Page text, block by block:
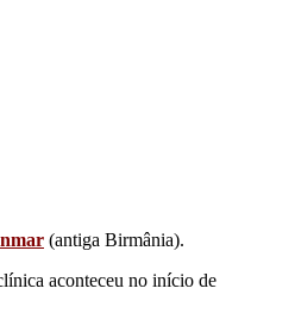
(antiga Birmânia).
aconteceu no início de